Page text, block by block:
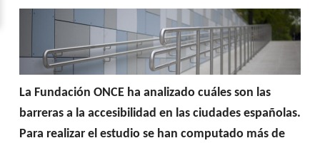
La Fundación ONCE ha analizado cuáles son las
barreras a la accesibilidad en las ciudades españolas.
Para realizar el estudio se han computado más de